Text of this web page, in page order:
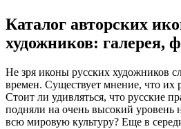
Каталог авторских
художников: галерея,
Не зря иконы русских художников
времен. Существует мнение, что их
Стоит ли удивляться, что русские
подняли на очень высокий уровень
всю мировую культуру? Еще в